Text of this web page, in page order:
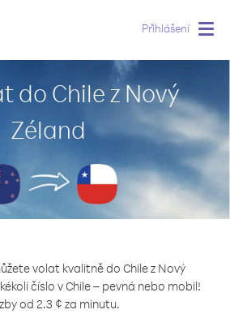
Přihlášení
do Chile z Nový
Zéland
volat kvalitně do Chile z Nový
číslo v Chile – pevná nebo mobil!
od 2.3 ¢ za minutu.